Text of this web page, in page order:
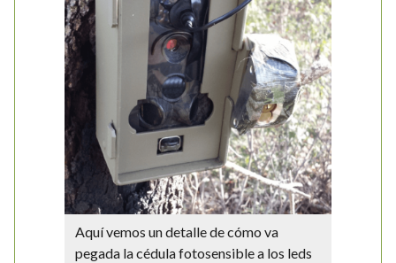
Aquí vemos un detalle de cómo va
pegada la cédula fotosensible a los leds